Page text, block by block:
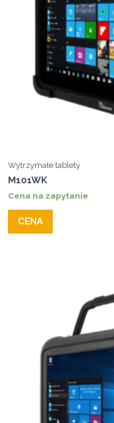
Wytrzymałe tablety
M101WK
Cena na zapytanie
CENA